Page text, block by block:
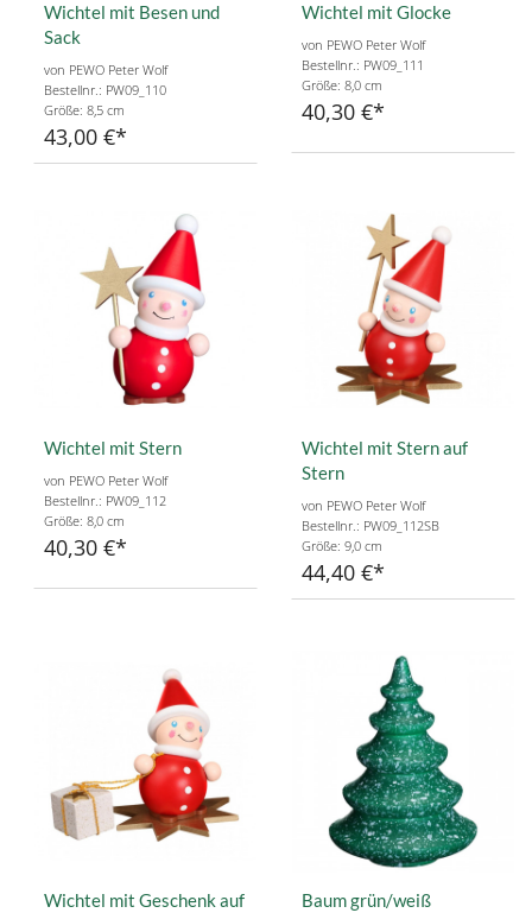
Wichtel mit Besen und
Sack
von PEWO Peter Wolf
Bestellnr.: PW09_110
Größe: 8,5 cm
43,00 €
Wichtel mit Glocke
von PEWO Peter Wolf
Bestellnr.: PW09_111
Größe: 8,0 cm
40,30 €
Wichtel mit Stern
von PEWO Peter Wolf
Bestellnr.: PW09_112
Größe: 8,0 cm
40,30 €
Wichtel mit Stern auf
Stern
von PEWO Peter Wolf
Bestellnr.: PW09_112SB
Größe: 9,0 cm
44,40 €
Wichtel mit Geschenk auf
Baum grün/weiß